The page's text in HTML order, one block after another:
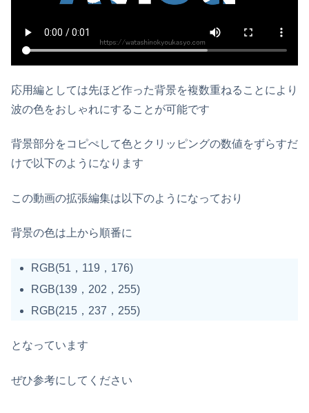
応用編としては先ほど作った背景を複数重ねることにより
波の色をおしゃれにすることが可能です
背景部分をコピぺして色とクリッピングの数値をずらすだ
けで以下のようになります
この動画の拡張編集は以下のようになっており
背景の色は上から順番に
RGB(51，119，176)
RGB(139，202，255)
RGB(215，237，255)
となっています
ぜひ参考にしてください